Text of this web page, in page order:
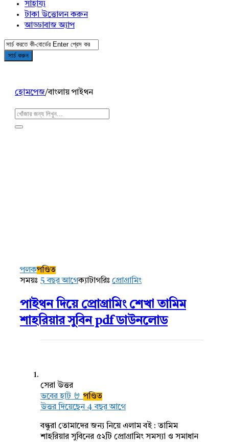
সাহায্য
টাকা উত্তোলন করুন
আড্ডাবাজ অ্যাপ
হোমপেজ/বাংলায় পাইথন
প্রশ্নপলকপণ্ডিত
সময়ঃ 5 বছর আগেক্যাটাগরিঃ প্রোগ্রামিং
পাইথন দিয়ে প্রোগ্রামিং শেখা তামিম
শাহরিয়ার সুবিন pdf ডাউনলোড
সেরা উত্তর
ভবের হাট 🤘পণ্ডিত
উত্তর দিয়েছেন 4 বছর আগে
বন্ধুরা তোমাদের জন্য নিয়ে এলাম বই : তামিম
শাহরিয়ার সুবিনের ৫২টি প্রোগ্রামিং সমস্যা ও সমাধান